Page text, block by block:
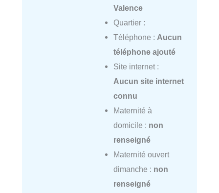
Valence
Quartier :
Téléphone : Aucun
téléphone ajouté
Site internet :
Aucun site internet
connu
Maternité à
domicile : non
renseigné
Maternité ouvert
dimanche : non
renseigné